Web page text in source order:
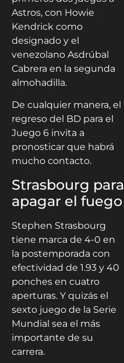
Astros, con Howie
Kendrick como
designado y el
venezolano Asdrúbal
Cabrera en la segunda
almohadilla.
De cualquier manera, el
regreso del BD para el
Juego 6 invita a
pronosticar que habrá
mucho contacto.
Strasbourg para
apagar el fuego
Stephen Strasbourg
tiene marca de 4-0 en
la postemporada con
efectividad de 1.93 y 40
ponches en cuatro
aperturas. Y quizás el
sexto juego de la Serie
Mundial sea el más
importante de su
carrera.